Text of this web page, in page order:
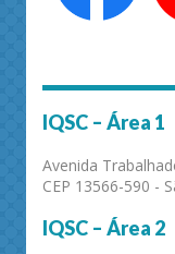
IQSC – Área 1
Avenida
CEP 13566-590 -
IQSC – Área 2